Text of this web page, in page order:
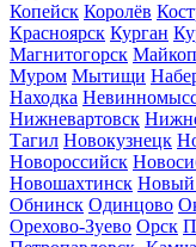
Копейск Королёв
Красноярск Курган
Магнитогорск Майкоп
Муром Мытищи
Находка
Нижневартовск
Тагил Новокузнецк
Новороссийск
Новошахтинск Новый
Обнинск Одинцово
Орехово-Зуево Орск